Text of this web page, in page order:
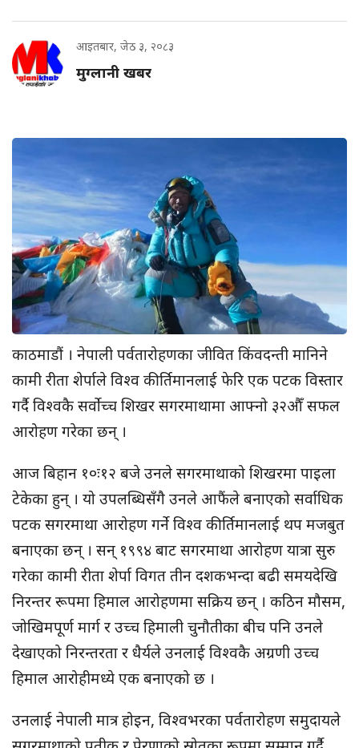
आइतबार, जेठ ३, २०८३
मुग्लानी खबर
काठमाडौं । नेपाली पर्वतारोहणका जीवित किंवदन्ती मानिने
कामी रीता शेर्पाले विश्व कीर्तिमानलाई फेरि एक पटक विस्तार
गर्दै विश्वकै सर्वोच्च शिखर सगरमाथामा आफ्नो ३२औँ सफल
आरोहण गरेका छन् ।
आज बिहान १०ः१२ बजे उनले सगरमाथाको शिखरमा पाइला
टेकेका हुन् । यो उपलब्धिसँगै उनले आफैंले बनाएको सर्वाधिक
पटक सगरमाथा आरोहण गर्ने विश्व कीर्तिमानलाई थप मजबुत
बनाएका छन् । सन् १९९४ बाट सगरमाथा आरोहण यात्रा सुरु
गरेका कामी रीता शेर्पा विगत तीन दशकभन्दा बढी समयदेखि
निरन्तर रूपमा हिमाल आरोहणमा सक्रिय छन् । कठिन मौसम,
जोखिमपूर्ण मार्ग र उच्च हिमाली चुनौतीका बीच पनि उनले
देखाएको निरन्तरता र धैर्यले उनलाई विश्वकै अग्रणी उच्च
हिमाल आरोहीमध्ये एक बनाएको छ ।
उनलाई नेपाली मात्र होइन, विश्वभरका पर्वतारोहण समुदायले